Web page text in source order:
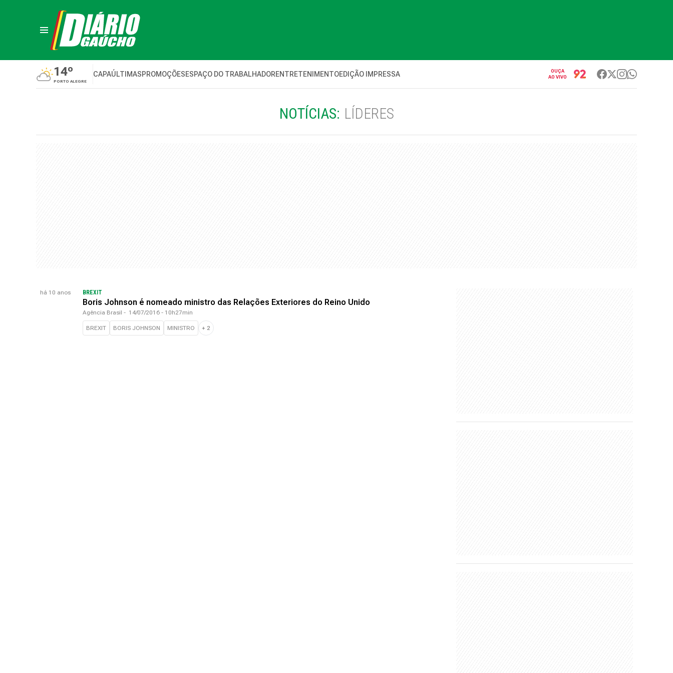
14º
PORTO ALEGRE
CAPAÚLTIMASPROMOÇÕESESPAÇO DO TRABALHADORENTRETENIMENTOEDIÇÃO IMPRESSA
OUÇA
AO VIVO
NOTÍCIAS: LÍDERES
há 10 anos BREXIT
Boris Johnson é nomeado ministro das Relações Exteriores do Reino Unido
Agência Brasil - 14/07/2016 - 10h27min
BREXIT BORIS JOHNSON MINISTRO + 2